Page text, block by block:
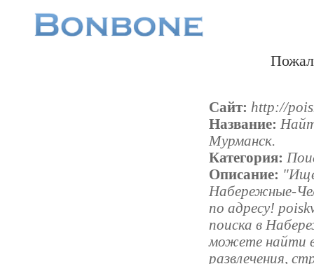
Сайт: http://
Название:
Мурманск.
Категория:
Описание:
Набережные-
по адресу!
поиска в
можете найти
развлечения,